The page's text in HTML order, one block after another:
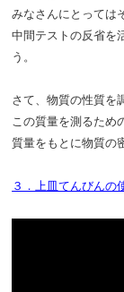
みなさんにとっては
中間テストの反省を
う。
さて、物質の性質を
この質量を測るため
質量をもとに物質の
３．上皿てんびんの